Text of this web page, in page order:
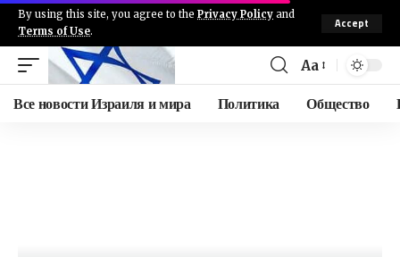
By using this site, you agree to the Privacy Policy and
Terms of Use.
Accept
Aa
Все новости Израиля и мира Политика Общество